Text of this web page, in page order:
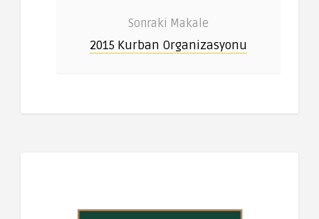
Sonraki Makale
2015 Kurban Organizasyonu